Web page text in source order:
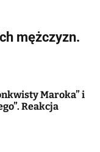
mężczyzn.
Maroka” i
Reakcja